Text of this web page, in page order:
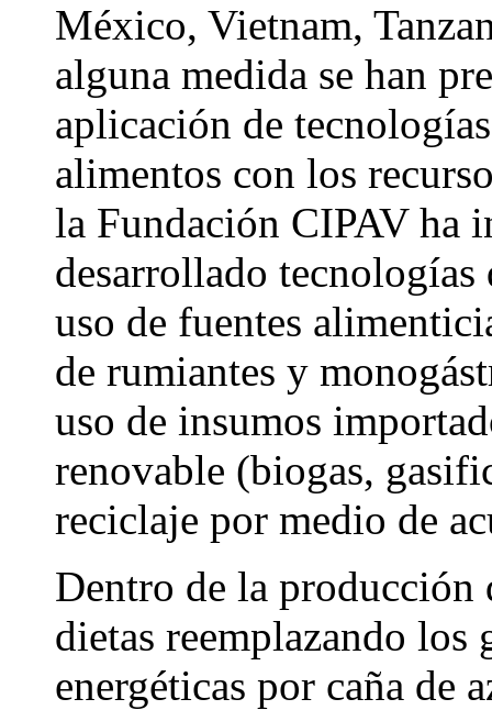
México, Vietnam,
alguna medida se han
aplicación de
alimentos con los
la Fundación CIPAV ha
desarrollado tecnologías
uso de fuentes
de rumiantes y
uso de insumos
renovable (biogas,
reciclaje por medio de
Dentro de la producción
dietas reemplazando los
energéticas por caña de